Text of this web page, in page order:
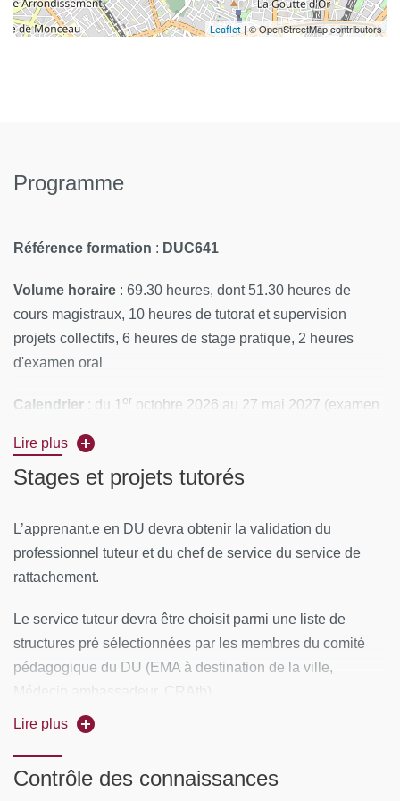
Leaflet | © OpenStreetMap contributors
Programme
Référence formation : DUC641
Volume horaire : 69.30 heures, dont 51.30 heures de
cours magistraux, 10 heures de tutorat et supervision
projets collectifs, 6 heures de stage pratique, 2 heures
d'examen oral
Calendrier : du 1 er octobre 2026 au 27 mai 2027 (examen
Rythme: 9 sessions de un à deux jours de 7 ou 8 heures
Huchard, 75018 Paris
CONTENUS PÉDAGOGIQUES
Généralités
Antibiothérapie et Microbiologie
Prescription antibiotique et comportement
Infection selon le site
Lire plus
Stages et projets tutorés
L’apprenant.e en DU devra obtenir la validation du
professionnel tuteur et du chef de service du service de
rattachement.
Le service tuteur devra être choisit parmi une liste de
structures pré sélectionnées par les membres du comité
pédagogique du DU (EMA à destination de la ville,
Médecin ambassadeur, CRAtb).
La mission sera validée par le.a tuteur.e de l’apprenant.e,
du chef de service du service de rattachement et co validé
par les membres du comité pédagogique du DU.
Lire plus
Contrôle des connaissances